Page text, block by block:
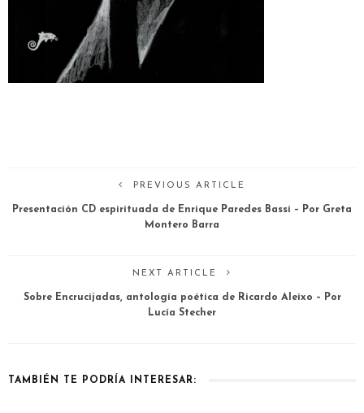
PREVIOUS ARTICLE
Presentación CD espirituada de Enrique Paredes Bassi – Por Greta
Montero Barra
NEXT ARTICLE
Sobre Encrucijadas, antología poética de Ricardo Aleixo – Por
Lucía Stecher
TAMBIÉN TE PODRÍA INTERESAR: